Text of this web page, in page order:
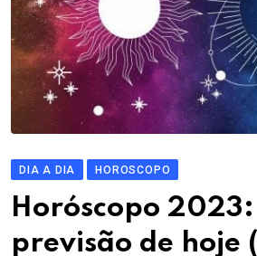
DIA A DIA HOROSCOPO
Horóscopo
previsão de hoje